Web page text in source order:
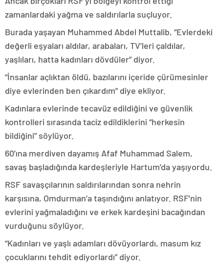
zamanlardaki yağma ve saldırılarla suçluyor.
Burada yaşayan Muhammed Abdel Muttalib, “Evlerdeki
değerli eşyaları aldılar, arabaları, TV’leri çaldılar,
yaşlıları, hatta kadınları dövdüler” diyor.
“İnsanlar açlıktan öldü, bazılarını içeride çürümesinler
diye evlerinden ben çıkardım” diye ekliyor.
Kadınlara evlerinde tecavüz edildiğini ve güvenlik
kontrolleri sırasında taciz edildiklerini “herkesin
bildiğini” söylüyor.
60’ına merdiven dayamış Afaf Muhammad Salem,
savaş başladığında kardeşleriyle Hartum’da yaşıyordu.
RSF savaşçılarının saldırılarından sonra nehrin
karşısına, Omdurman’a taşındığını anlatıyor. RSF’nin
evlerini yağmaladığını ve erkek kardeşini bacağından
vurduğunu söylüyor.
“Kadınları ve yaşlı adamları dövüyorlardı, masum kız
çocuklarını tehdit ediyorlardı” diyor.